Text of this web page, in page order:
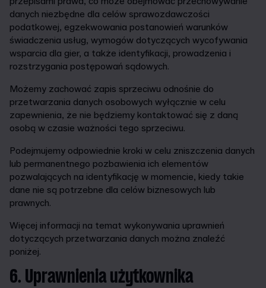
danych niezbędne dla celów sprawozdawczości
podatkowej, egzekwowania postanowień warunków
świadczenia usług, wymogów dotyczących wycofywania
wsparcia dla gier, a także identyfikacji, prowadzenia i
rozstrzygania postępowań sądowych.
Możemy zachować zapis sprzeciwu odnośnie do
przetwarzania danych osobowych wyłącznie w celu
zapewnienia, że nie będziemy kontaktować się z daną
osobą w czasie ważności tego sprzeciwu.
Podejmujemy odpowiednie kroki w celu zniszczenia danych
lub permanentnego pozbawienia ich elementów
pozwalających na identyfikację w momencie, kiedy takie
dane nie są potrzebne dla celów biznesowych lub
prawnych.
Więcej informacji na temat wykonywania uprawnień
dotyczących przetwarzania danych można znaleźć
poniżej.
6. Uprawnienia użytkownika